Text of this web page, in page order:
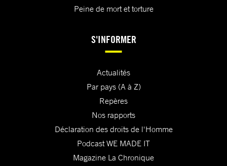
Peine de mort et torture
S'INFORMER
Actualités
Par pays (A à Z)
Repères
Nos rapports
Déclaration des droits de l'Homme
Podcast WE MADE IT
Magazine La Chronique